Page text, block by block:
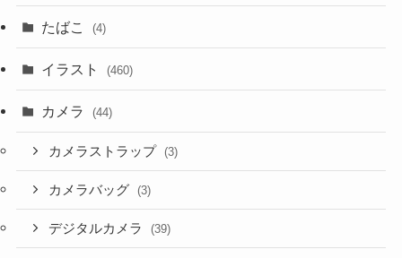
たばこ (4)
イラスト (460)
カメラ (44)
カメラストラップ (3)
カメラバッグ (3)
デジタルカメラ (39)